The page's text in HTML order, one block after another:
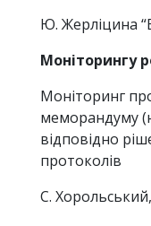
Ю. Жерліцина
Моніторингу
Моніторинг
меморандуму
відповідно
протоколів
С. Хорольський,